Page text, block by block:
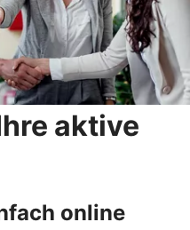
aktive
online